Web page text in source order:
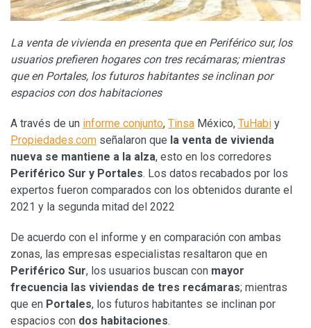
La venta de vivienda en presenta que en Periférico sur, los
usuarios prefieren hogares con tres recámaras; mientras
que en Portales, los futuros habitantes se inclinan por
espacios con dos habitaciones
A través de un informe conjunto, Tinsa México, TuHabi y
Propiedades.com señalaron que la venta de vivienda
nueva se mantiene a la alza, esto en los corredores
Periférico Sur y Portales. Los datos recabados por los
expertos fueron comparados con los obtenidos durante el
2021 y la segunda mitad del 2022
De acuerdo con el informe y en comparación con ambas
zonas, las empresas especialistas resaltaron que en
Periférico Sur, los usuarios buscan con mayor
frecuencia las viviendas de tres recámaras; mientras
que en Portales, los futuros habitantes se inclinan por
espacios con dos habitaciones.